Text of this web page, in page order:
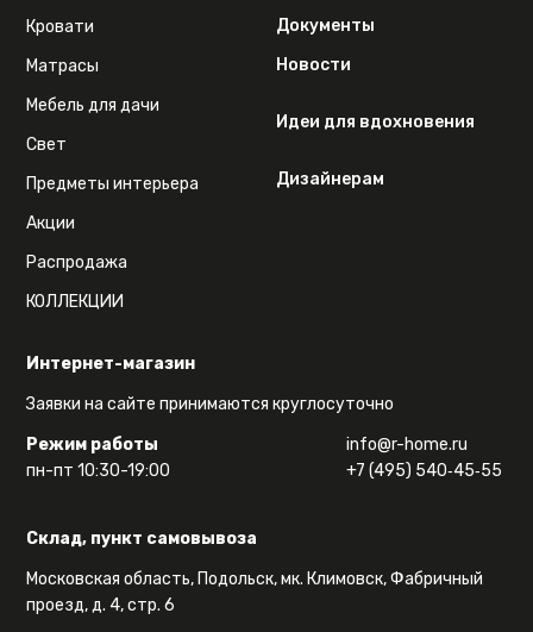
Интернет-магазин
Заявки на сайте принимаются круглосуточно
Режим работы
пн-пт 10:30-19:00
info@r-home.ru
+7 (495) 540‑45‑55
Склад, пункт самовывоза
Московская область, Подольск, мк. Климовск, Фабричный
проезд, д. 4, стр. 6
Кровати
Матрасы
Мебель для дачи
Свет
Предметы интерьера
Акции
Распродажа
КОЛЛЕКЦИИ
Документы
Новости
Идеи для вдохновения
Дизайнерам